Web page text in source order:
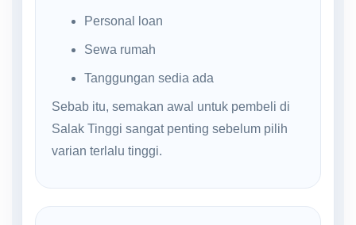
Personal loan
Sewa rumah
Tanggungan sedia ada
Sebab itu, semakan awal untuk pembeli di
Salak Tinggi sangat penting sebelum pilih
varian terlalu tinggi.